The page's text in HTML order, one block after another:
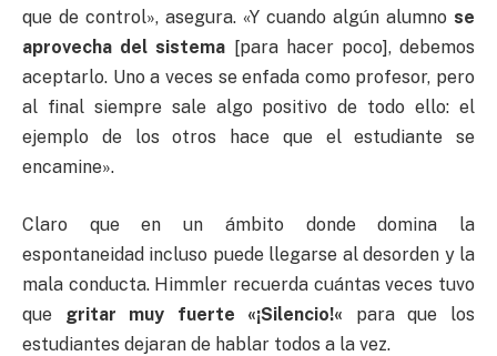
que de control», asegura. «Y cuando algún alumno se
aprovecha del sistema [para hacer poco], debemos
aceptarlo. Uno a veces se enfada como profesor, pero
al final siempre sale algo positivo de todo ello: el
ejemplo de los otros hace que el estudiante se
encamine».
Claro que en un ámbito donde domina la
espontaneidad incluso puede llegarse al desorden y la
mala conducta. Himmler recuerda cuántas veces tuvo
que gritar muy fuerte «¡Silencio!« para que los
estudiantes dejaran de hablar todos a la vez.